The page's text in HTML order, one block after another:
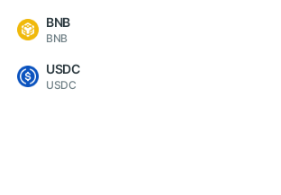
BNB
BNB
USDC
USDC